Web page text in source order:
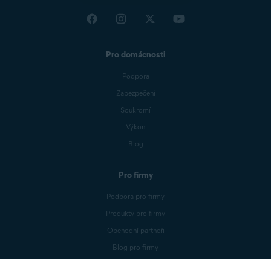
Pro domácnosti
Podpora
Zabezpečení
Soukromí
Výkon
Blog
Pro firmy
Podpora pro firmy
Produkty pro firmy
Obchodní partneři
Blog pro firmy